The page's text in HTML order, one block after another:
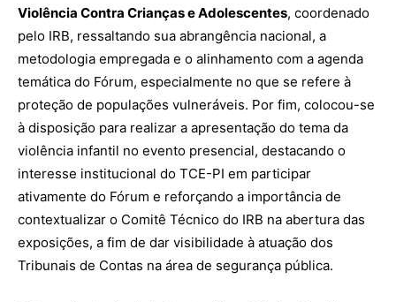
Violência Contra Crianças e Adolescentes, coordenado
pelo IRB, ressaltando sua abrangência nacional, a
metodologia empregada e o alinhamento com a agenda
temática do Fórum, especialmente no que se refere à
proteção de populações vulneráveis. Por fim, colocou-se
à disposição para realizar a apresentação do tema da
violência infantil no evento presencial, destacando o
interesse institucional do TCE-PI em participar
ativamente do Fórum e reforçando a importância de
contextualizar o Comitê Técnico do IRB na abertura das
exposições, a fim de dar visibilidade à atuação dos
Tribunais de Contas na área de segurança pública.